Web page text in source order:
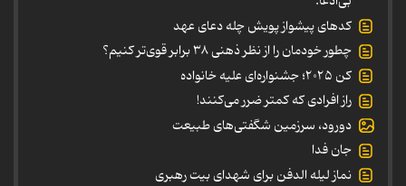
کدهای پیشواز پویش چله دعای عهد
چطور خودمان را از نظر ذهنی ۳۸ برابر قوی‌تر کنیم؟
کن ۲۰۲۵؛ جشنواره‌ای علیه خانواده
راز افرادی که کمتر ضرر می‌کنند!
دورود، سرزمین شگفتی‌های طبیعت
جان فدا
نماز لیله الدفن برای شهدای بیت رهبری